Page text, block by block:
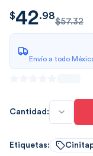
$
$42.98
$57.32
Envío a todo
Cantidad:
Etiquetas: